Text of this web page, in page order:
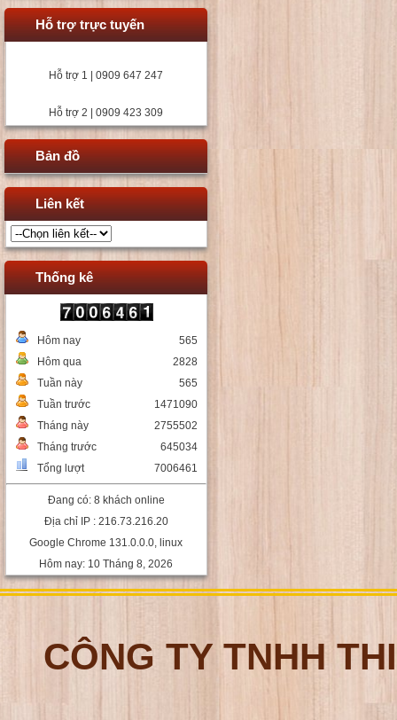
Hỗ trợ trực tuyến
Hỗ trợ 1 | 0909 647 247
Hỗ trợ 2 | 0909 423 309
Bản đồ
Liên kết
Thống kê
Hôm nay
565
Hôm qua
2828
Tuần này
565
Tuần trước
1471090
Tháng này
2755502
Tháng trước
645034
Tổng lượt
7006461
Đang có: 8 khách online
Địa chỉ IP : 216.73.216.20
Google Chrome 131.0.0.0, linux
Hôm nay: 10 Tháng 8, 2026
CÔNG TY TNHH